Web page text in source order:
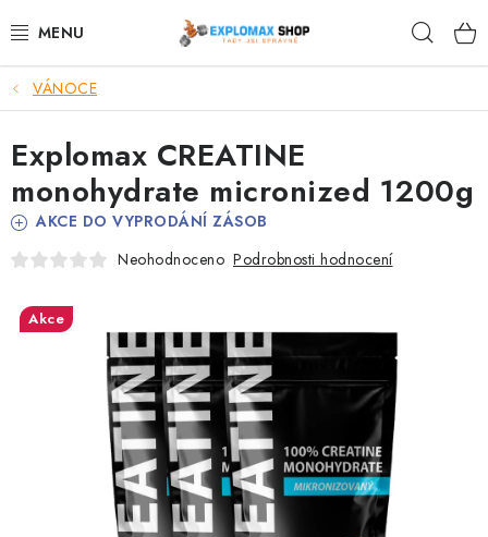
na
%AKCE
NOVINKY
SPORTOVNÍ VÝŽIVA
ZDRAVÉ POTRAVINY
SPORTOVNÍ VYBAVENÍ
KRÁSA A WELLNESS
🧬 DLOUHOVĚKOST
VÁNOCE
Explomax CREATINE
monohydrate micronized 1200g
AKCE DO VYPRODÁNÍ ZÁSOB
Neohodnoceno Podrobnosti hodnocení
Akce